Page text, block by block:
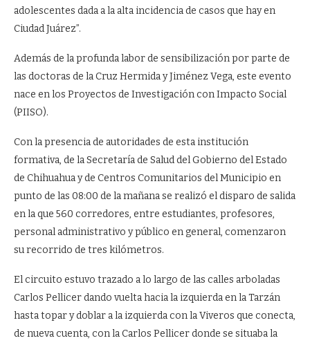
adolescentes dada a la alta incidencia de casos que hay en
Ciudad Juárez”.
Además de la profunda labor de sensibilización por parte de
las doctoras de la Cruz Hermida y Jiménez Vega, este evento
nace en los Proyectos de Investigación con Impacto Social
(PIISO).
Con la presencia de autoridades de esta institución
formativa, de la Secretaría de Salud del Gobierno del Estado
de Chihuahua y de Centros Comunitarios del Municipio en
punto de las 08:00 de la mañana se realizó el disparo de salida
en la que 560 corredores, entre estudiantes, profesores,
personal administrativo y público en general, comenzaron
su recorrido de tres kilómetros.
El circuito estuvo trazado a lo largo de las calles arboladas
Carlos Pellicer dando vuelta hacia la izquierda en la Tarzán
hasta topar y doblar a la izquierda con la Viveros que conecta,
de nueva cuenta, con la Carlos Pellicer donde se situaba la